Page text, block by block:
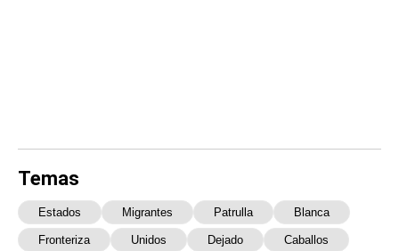
Temas
Estados Migrantes Patrulla Blanca
Fronteriza Unidos Dejado Caballos